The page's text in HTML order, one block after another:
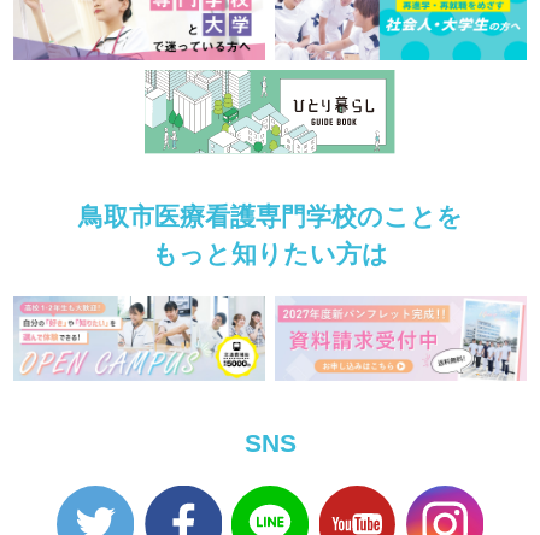
鳥取市医療看護専門学校のことを
もっと知りたい方は
SNS